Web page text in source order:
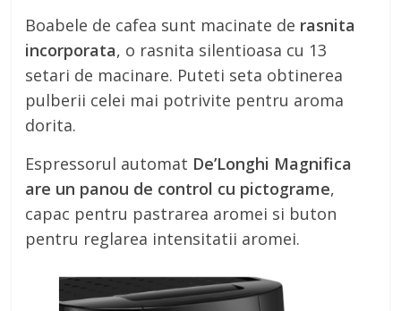
Boabele de cafea sunt macinate de rasnita
incorporata, o rasnita silentioasa cu 13
setari de macinare. Puteti seta obtinerea
pulberii celei mai potrivite pentru aroma
dorita.
Espressorul automat De’Longhi Magnifica
are un panou de control cu pictograme,
capac pentru pastrarea aromei si buton
pentru reglarea intensitatii aromei.